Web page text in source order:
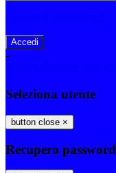
-
Seleziona utente
button close ×
Recupero password